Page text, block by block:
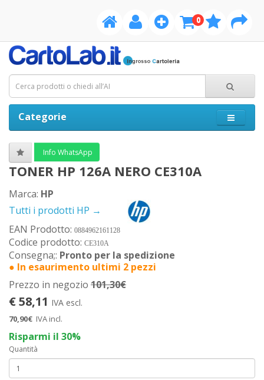
0
Categorie
Info WhatsApp
TONER HP 126A NERO CE310A
Marca: HP
Tutti i prodotti HP →
EAN Prodotto: 0884962161128
Codice prodotto: CE310A
Consegna;: Pronto per la spedizione
● In esaurimento ultimi 2 pezzi
Prezzo in negozio 101,30€
€ 58,11 IVA escl.
70,90€ IVA incl.
Risparmi il 30%
Quantità